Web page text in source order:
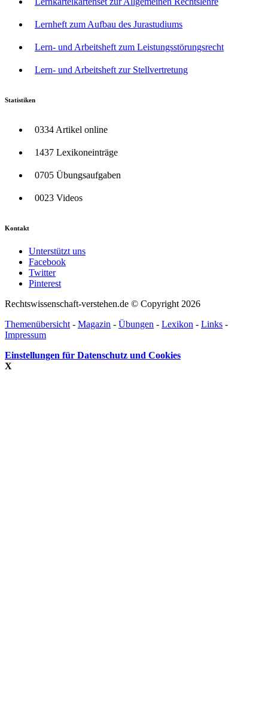
Lernheft zum Aufbau des Jurastudiums
Lern- und Arbeitsheft zum Leistungsstörungsrecht
Lern- und Arbeitsheft zur Stellvertretung
Statistiken
0334 Artikel online
1437 Lexikoneinträge
0705 Übungsaufgaben
0023 Videos
Kontakt
Unterstützt uns
Facebook
Twitter
Pinterest
Rechtswissenschaft-verstehen.de © Copyright 2026
Themenübersicht- Magazin - Übungen - Lexikon - Links -
Impressum
Einstellungen für Datenschutz und Cookies
X